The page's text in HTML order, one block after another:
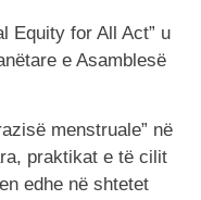
Equity for All Act” u
e Asamblesë
menstruale” në
praktikat e të cilit
edhe në shtetet